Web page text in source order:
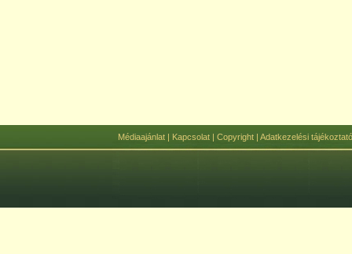
Médiaajánlat| Kapcsolat| Copyright| Adatkezelési tájékoztató